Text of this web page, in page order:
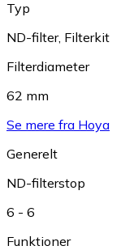
Typ
ND-filter, Filterkit
Filterdiameter
62 mm
Se mere fra Hoya
Generelt
ND-filterstop
6 - 6
Funktioner